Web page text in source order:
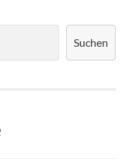
Suchen